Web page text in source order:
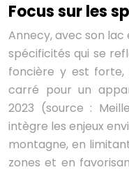
Focus sur les
Annecy, avec son
spécificités qui se
foncière y est
carré pour un
2023 (source :
intègre les enjeux
montagne, en
zones et en